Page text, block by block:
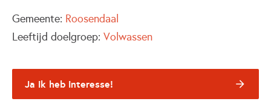
Gemeente: Roosendaal
Leeftijd doelgroep: Volwassen
Ja ik heb interesse!